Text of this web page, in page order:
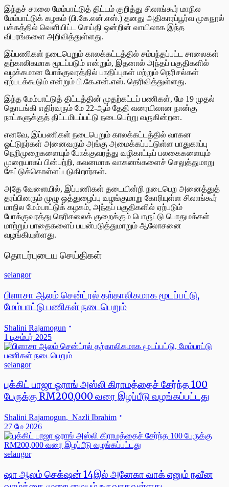
இந்தச் சாலை மேம்பாட்டுத் திட்டம் குறித்து சிலாங்கூர் மாநில
மேம்பாட்டுக் கழகம் (பி.கே.என்.எஸ்.) தனது அதிகாரப்பூர்வ முகநூல்
பக்கத்தில் வெளியிட்ட செய்தி ஒன்றின் வாயிலாக இந்த
விபரங்களை அறிவித்துள்ளது.
இப்பணிகள் நடைபெறும் காலக்கட்டத்தில் சம்பந்தப்பட்ட சாலைகள்
தற்காலிகமாக மூடப்படும் என்றும், இதனால் அந்தப் பகுதிகளில்
வழக்கமான போக்குவரத்தில் பாதிப்புகள் மற்றும் நெரிசல்கள்
ஏற்படக்கூடும் என்றும் பி.கே.என்.எஸ். தெரிவித்துள்ளது.
இந்த மேம்பாட்டுத் திட்டத்தின் முதற்கட்டப் பணிகள், மே 19 முதல்
தொடங்கி எதிர்வரும் மே 22-ஆம் தேதி வரையிலான நான்கு
நாட்களுக்குத் திட்டமிடப்பட்டு நடைபெற்று வருகின்றன.
எனவே, இப்பணிகள் நடைபெறும் காலக்கட்டத்தில் வாகன
ஓட்டுநர்கள் அனைவரும் அங்கு அமைக்கப்பட்டுள்ள பாதுகாப்பு
நெறிமுறைகளையும் போக்குவரத்து வழிகாட்டிப் பலகைகளையும்
முறையாகப் பின்பற்றி, கவனமாக வாகனங்களைச் செலுத்துமாறு
கேட்டுக்கொள்ளப்படுகிறார்கள்.
அதே வேளையில், இப்பணிகள் தடையின்றி நடைபெற அனைத்துத்
தரப்பினரும் முழு ஒத்துழைப்பு வழங்குமாறு கோரியுள்ள சிலாங்கூர்
மாநில மேம்பாட்டுக் கழகம், அந்தப் பகுதிகளில் ஏற்படும்
போக்குவரத்து நெரிசலைக் குறைக்கும் பொருட்டு பொதுமக்கள்
மாற்றுப் பாதைகளைப் பயன்படுத்துமாறும் ஆலோசனை
வழங்கியுள்ளது.
தொடர்புடைய செய்திகள்
selangor
பிளாசா ஆலம் சென்ட்ரல் தற்காலிகமாக மூடப்பட்டு,
மேம்பாட்டு பணிகள் நடைபெறும்
Shalini Rajamogun
1 டிசம்பர் 2025
selangor
புக்கிட் பாஜா ஓராங் அஸ்லி கிராமத்தைச் சேர்ந்த 100
பேருக்கு RM200,000 வரை இழப்பீடு வழங்கப்பட்டது
Shalini Rajamogun, Nazli Ibrahim
27 மே 2026
selangor
ஷா ஆலம் செக்‌ஷன் 14இல் அனேகா வாக் எனும் நவீன